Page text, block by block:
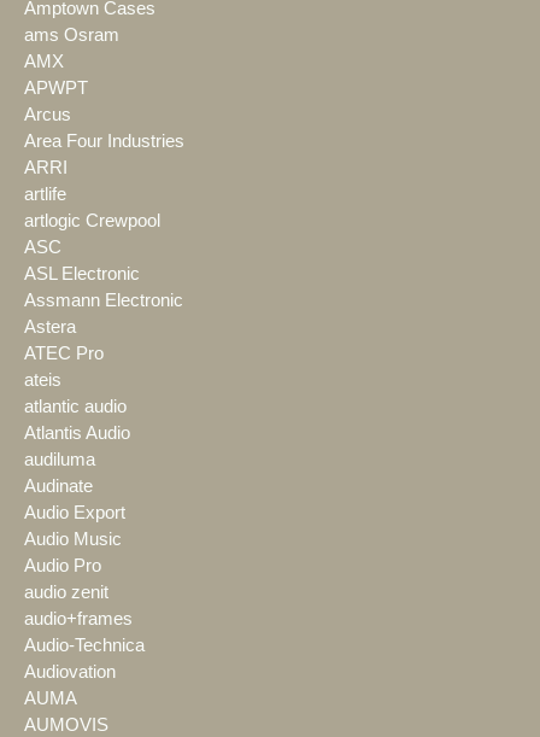
Amptown Cases
ams Osram
AMX
APWPT
Arcus
Area Four Industries
ARRI
artlife
artlogic Crewpool
ASC
ASL Electronic
Assmann Electronic
Astera
ATEC Pro
ateis
atlantic audio
Atlantis Audio
audiluma
Audinate
Audio Export
Audio Music
Audio Pro
audio zenit
audio+frames
Audio-Technica
Audiovation
AUMA
AUMOVIS